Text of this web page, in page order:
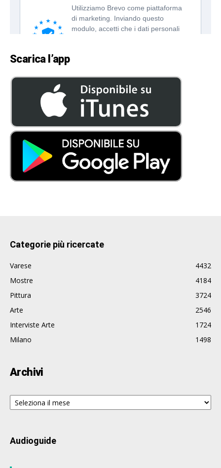
Scarica l’app
Categorie più ricercate
Varese
4432
Mostre
4184
Pittura
3724
Arte
2546
Interviste Arte
1724
Milano
1498
Archivi
Archivi
Audioguide